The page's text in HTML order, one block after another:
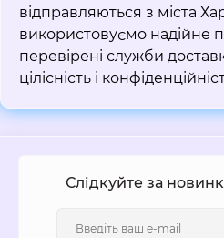
відправляються з міста
використовуємо надійне
перевірені служби
цілісність і
Слідкуйте за